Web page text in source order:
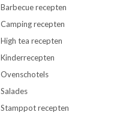
Barbecue recepten
Camping recepten
High tea recepten
Kinderrecepten
Ovenschotels
Salades
Stamppot recepten